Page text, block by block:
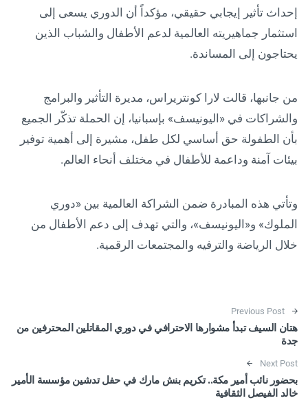
إحداث تأثير إيجابي حقيقي، مؤكداً أن الدوري يسعى إلى
استثمار جماهيريته العالمية لدعم الأطفال والشباب الذين
يحتاجون إلى المساندة.
من جانبها، قالت لارا كونتريراس، مديرة التأثير والبرامج
والشراكات في «اليونيسف» بإسبانيا، إن الحملة تذكّر الجميع
بأن الطفولة حق أساسي لكل طفل، مشيرة إلى أهمية توفير
بيئات آمنة وداعمة للأطفال في مختلف أنحاء العالم.
وتأتي هذه المبادرة ضمن الشراكة العالمية بين «دوري
الملوك» و«اليونيسف»، والتي تهدف إلى دعم الأطفال من
خلال الرياضة والترفيه والمجتمعات الرقمية.
Post navigation
Previous Post
هتان السيف تبدأ مشوارها الاحترافي في دوري المقاتلين المحترفين من
جدة
Next Post
بحضور نائب أمير مكة.. تكريم بنش مارك في حفل تدشين مؤسسة الأمير
خالد الفيصل الثقافية